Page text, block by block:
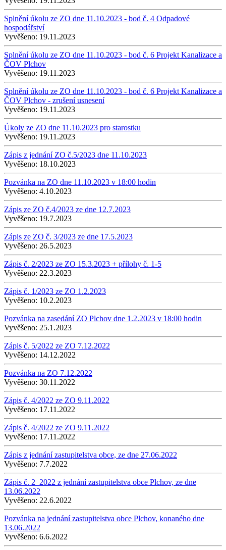
Splnění úkolu ze ZO dne 11.10.2023 - bod č. 4 Odpadové
hospodářství
Vyvěšeno: 19.11.2023
Splnění úkolu ze ZO dne 11.10.2023 - bod č. 6 Projekt Kanalizace a
ČOV Plchov
Vyvěšeno: 19.11.2023
Splnění úkolu ze ZO dne 11.10.2023 - bod č. 6 Projekt Kanalizace a
ČOV Plchov - zrušení usnesení
Vyvěšeno: 19.11.2023
Úkoly ze ZO dne 11.10.2023 pro starostku
Vyvěšeno: 19.11.2023
Zápis z jednání ZO č.5/2023 dne 11.10.2023
Vyvěšeno: 18.10.2023
Pozvánka na ZO dne 11.10.2023 v 18:00 hodin
Vyvěšeno: 4.10.2023
Zápis ze ZO č.4/2023 ze dne 12.7.2023
Vyvěšeno: 19.7.2023
Zápis ze ZO č. 3/2023 ze dne 17.5.2023
Vyvěšeno: 26.5.2023
Zápis č. 2/2023 ze ZO 15.3.2023 + přílohy č. 1-5
Vyvěšeno: 22.3.2023
Zápis č. 1/2023 ze ZO 1.2.2023
Vyvěšeno: 10.2.2023
Pozvánka na zasedání ZO Plchov dne 1.2.2023 v 18:00 hodin
Vyvěšeno: 25.1.2023
Zápis č. 5/2022 ze ZO 7.12.2022
Vyvěšeno: 14.12.2022
Pozvánka na ZO 7.12.2022
Vyvěšeno: 30.11.2022
Zápis č. 4/2022 ze ZO 9.11.2022
Vyvěšeno: 17.11.2022
Zápis č. 4/2022 ze ZO 9.11.2022
Vyvěšeno: 17.11.2022
Zápis z jednání zastupitelstva obce, ze dne 27.06.2022
Vyvěšeno: 7.7.2022
Zápis č. 2_2022 z jednání zastupitelstva obce Plchov, ze dne
13.06.2022
Vyvěšeno: 22.6.2022
Pozvánka na jednání zastupitelstva obce Plchov, konaného dne
13.06.2022
Vyvěšeno: 6.6.2022